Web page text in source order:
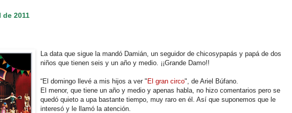
de 2011
La data que sigue la mandó Damián, un seguidor de chicosypapás y papá de dos
niños que tienen seis y un año y medio. ¡¡Grande Damo!!
“El domingo llevé a mis hijos a ver " El gran circo", de Ariel Búfano.
El menor, que tiene un año y medio y apenas habla, no hizo comentarios pero se
quedó quieto a upa bastante tiempo, muy raro en él. Así que suponemos que le
interesó y le llamó la atención.